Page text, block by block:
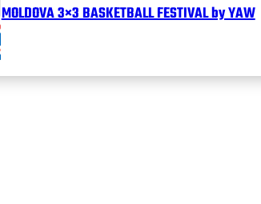
MOLDOVA 3×3 BASKETBALL FESTIVAL by YAW